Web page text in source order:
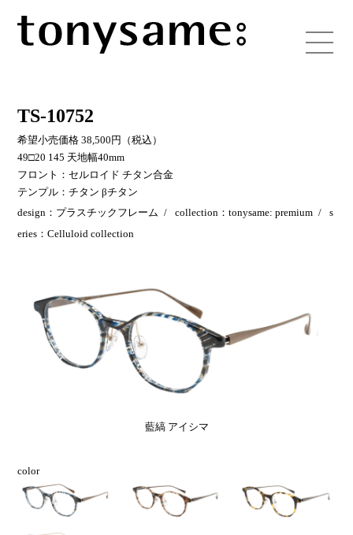
TS-10752
希望小売価格 38,500円（税込）
49□20 145 天地幅40mm
フロント：セルロイド チタン合金
テンプル：チタン βチタン
design：プラスチックフレーム
collection：tonysame: premium
s
eries：Celluloid collection
藍縞 アイシマ
color